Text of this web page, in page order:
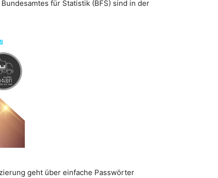
für Statistik (BFS) sind in der
geht über einfache Passwörter